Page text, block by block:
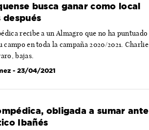
busca ganar como local
después
recibe a un Almagro que no ha puntuado
campo en toda la campaña 2020/2021. Charlie
bajas.
- 23/04/2021
obligada a sumar ante
Ibañés